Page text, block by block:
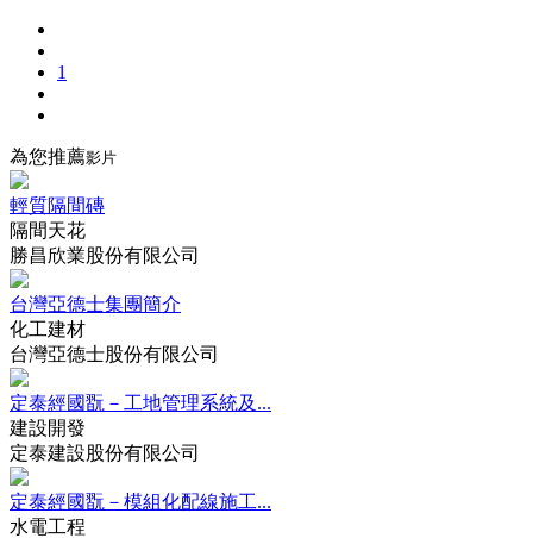
1
為您推薦影片
輕質隔間磚
隔間天花
勝昌欣業股份有限公司
台灣亞德士集團簡介
化工建材
台灣亞德士股份有限公司
定泰經國翫－工地管理系統及...
建設開發
定泰建設股份有限公司
定泰經國翫－模組化配線施工...
水電工程